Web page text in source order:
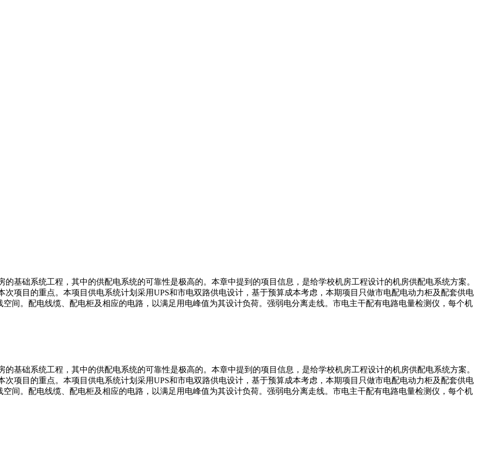
基础系统工程，其中的供配电系统的可靠性是极高的。本章中提到的项目信息，是给学校机房工程设计的机房供配电系统方案。
项目的重点。本项目供电系统计划采用UPS和市电双路供电设计，基于预算成本考虑，本期项目只做市电配电动力柜及配套供电
间。配电线缆、配电柜及相应的电路，以满足用电峰值为其设计负荷。强弱电分离走线。市电主干配有电路电量检测仪，每个机
基础系统工程，其中的供配电系统的可靠性是极高的。本章中提到的项目信息，是给学校机房工程设计的机房供配电系统方案。
项目的重点。本项目供电系统计划采用UPS和市电双路供电设计，基于预算成本考虑，本期项目只做市电配电动力柜及配套供电
间。配电线缆、配电柜及相应的电路，以满足用电峰值为其设计负荷。强弱电分离走线。市电主干配有电路电量检测仪，每个机